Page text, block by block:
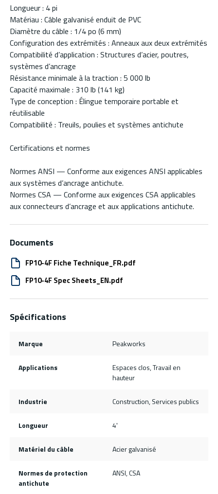
Longueur : 4 pi
Matériau : Câble galvanisé enduit de PVC
Diamètre du câble : 1/4 po (6 mm)
Configuration des extrémités : Anneaux aux deux extrémités
Compatibilité d’application : Structures d’acier, poutres,
systèmes d’ancrage
Résistance minimale à la traction : 5 000 lb
Capacité maximale : 310 lb (141 kg)
Type de conception : Élingue temporaire portable et
réutilisable
Compatibilité : Treuils, poulies et systèmes antichute
Certifications et normes
Normes ANSI — Conforme aux exigences ANSI applicables
aux systèmes d’ancrage antichute.
Normes CSA — Conforme aux exigences CSA applicables
aux connecteurs d’ancrage et aux applications antichute.
Documents
FP10-4F Fiche Technique_FR.pdf
FP10-4F Spec Sheets_EN.pdf
Spécifications
Marque Peakworks
Applications
Espaces clos, Travail en
hauteur
Industrie Construction, Services publics
Longueur 4'
Matériel du câble Acier galvanisé
Normes de protection
antichute
ANSI, CSA